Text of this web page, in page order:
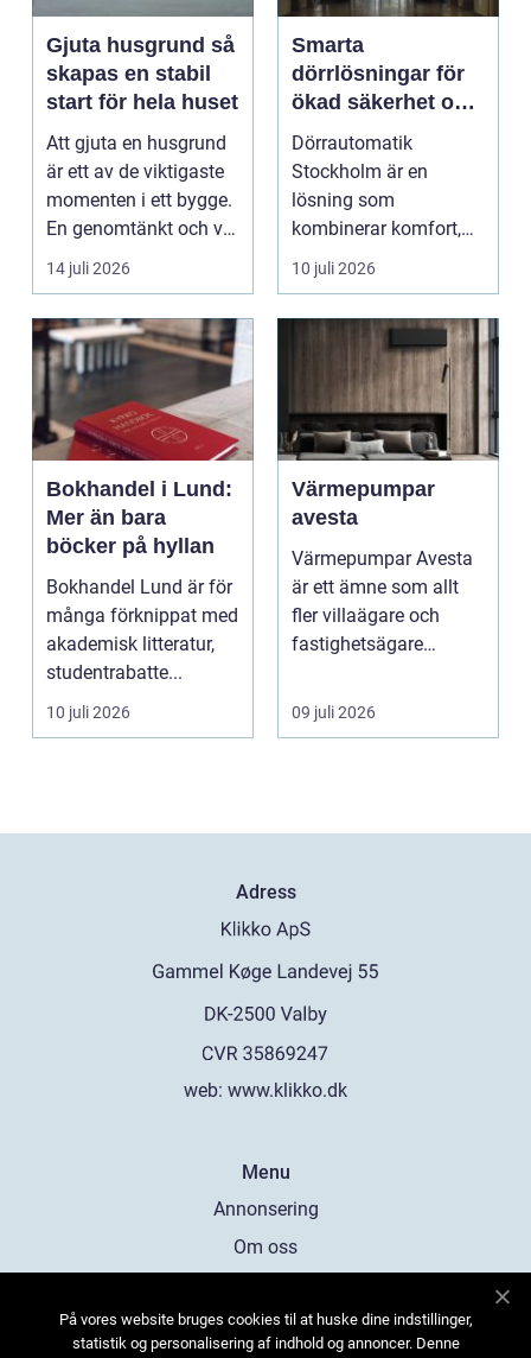
Gjuta husgrund så
skapas en stabil
start för hela huset
Att gjuta en husgrund
är ett av de viktigaste
momenten i ett bygge.
En genomtänkt och väl
utförd gru...
14 juli 2026
Smarta
dörrlösningar för
ökad säkerhet och
komfort
Dörrautomatik
Stockholm är en
lösning som
kombinerar komfort,
säkerhet och tillg...
10 juli 2026
Bokhandel i Lund:
Mer än bara
böcker på hyllan
Bokhandel Lund är för
många förknippat med
akademisk litteratur,
studentrabatte...
10 juli 2026
Värmepumpar
avesta
Värmepumpar Avesta
är ett ämne som allt
fler villaägare och
fastighetsägare
...
09 juli 2026
Adress
web: www.klikko.dk
Menu
Annonsering
Om oss
Kontakta oss
På vores website bruges cookies til at huske dine indstillinger,
statistik og personalisering af indhold og annoncer. Denne